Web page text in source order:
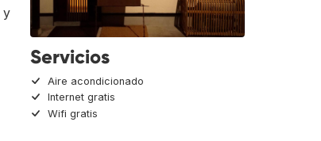
y
Servicios
Aire acondicionado
Internet gratis
Wifi gratis